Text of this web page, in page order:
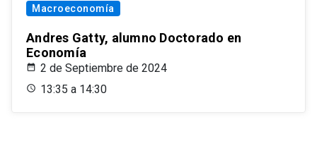
Macroeconomía
Andres Gatty, alumno Doctorado en
Economía
2 de Septiembre de 2024
13:35 a 14:30